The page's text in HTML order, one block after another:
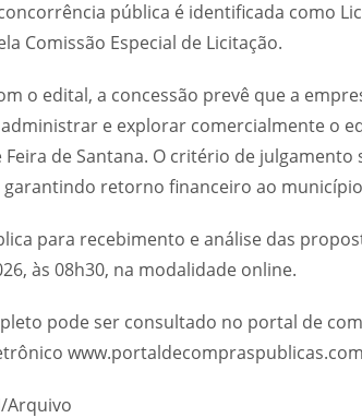
pública é identificada como
Comissão Especial de Licitação.
o edital, a concessão prevê que a
e explorar comercialmente o
de Santana. O critério de
garantindo retorno financeiro ao
para recebimento e análise das
às 08h30, na modalidade online.
pode ser consultado no portal de
Arquivo